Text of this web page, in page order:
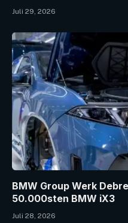
Juli 29, 2026
BMW Group Werk
50.000sten BMW iX3
Juli 28, 2026